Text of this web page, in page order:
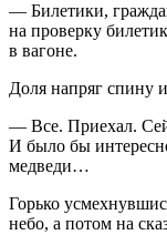
— Билетики,
на проверку
в вагоне.
Доля напряг спину
— Все. Приехал.
И было бы
медведи…
Горько
небо, а потом на